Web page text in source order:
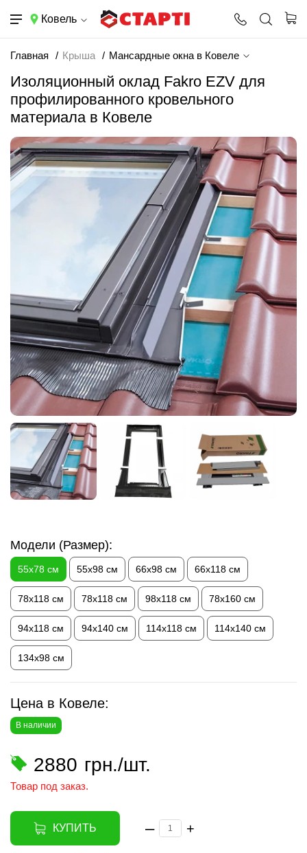
Ковель
Главная Крыша Мансардные окна в Ковеле
Изоляционный оклад Fakro EZV для
профилированного кровельного
материала в Ковеле
Модели (Размер):
55х78 см 55х98 см 66х98 см 66х118 см
78х118 см 78х118 см 98х118 см 78х160 см
94х118 см 94х140 см 114х118 см 114х140 см
134х98 см
Цена в Ковеле:
В наличии
2880 грн./шт.
Товар под заказ.
КУПИТЬ – +